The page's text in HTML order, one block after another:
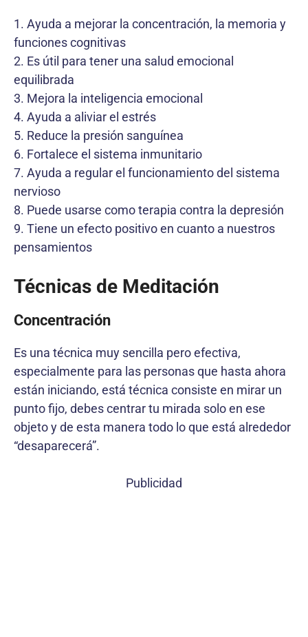
1. Ayuda a mejorar la concentración, la memoria y
funciones cognitivas
2. Es útil para tener una salud emocional
equilibrada
3. Mejora la inteligencia emocional
4. Ayuda a aliviar el estrés
5. Reduce la presión sanguínea
6. Fortalece el sistema inmunitario
7. Ayuda a regular el funcionamiento del sistema
nervioso
8. Puede usarse como terapia contra la depresión
9. Tiene un efecto positivo en cuanto a nuestros
pensamientos
Técnicas de Meditación
Concentración
Es una técnica muy sencilla pero efectiva,
especialmente para las personas que hasta ahora
están iniciando, está técnica consiste en mirar un
punto fijo, debes centrar tu mirada solo en ese
objeto y de esta manera todo lo que está alrededor
“desaparecerá”.
Publicidad